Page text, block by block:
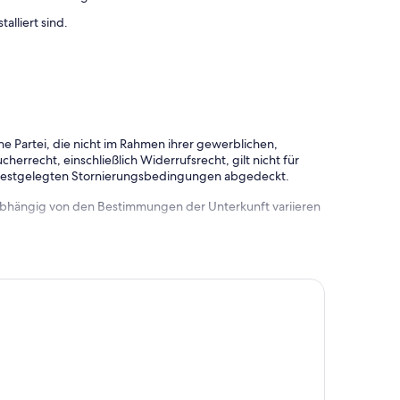
sind.
Partei, die nicht im Rahmen ihrer gewerblichen,
einschließlich Widerrufsrecht, gilt nicht für
Stornierungsbedingungen abgedeckt.
von den Bestimmungen der Unterkunft variieren